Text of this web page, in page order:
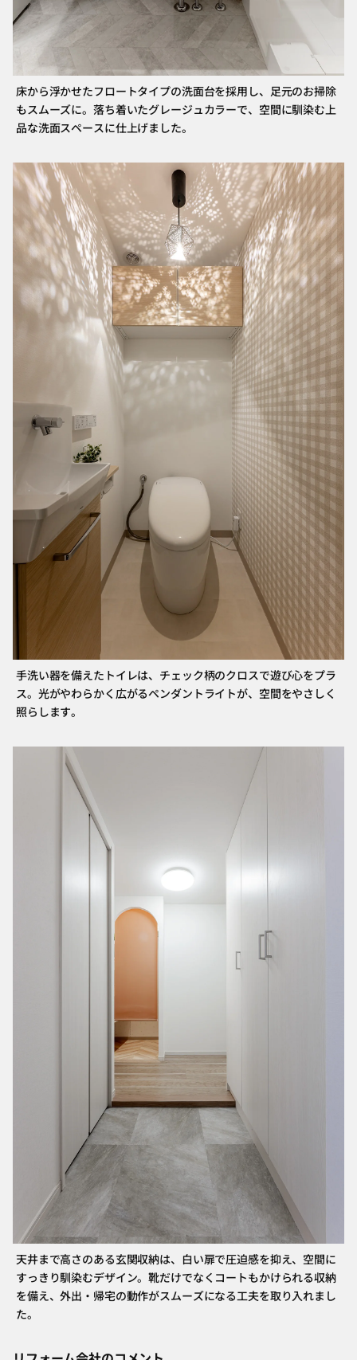
床から浮かせたフロートタイプの洗面台を採用し、足元のお掃除
もスムーズに。落ち着いたグレージュカラーで、空間に馴染む上
品な洗面スペースに仕上げました。
手洗い器を備えたトイレは、チェック柄のクロスで遊び心をプラ
ス。光がやわらかく広がるペンダントライトが、空間をやさしく
照らします。
天井まで高さのある玄関収納は、白い扉で圧迫感を抑え、空間に
すっきり馴染むデザイン。靴だけでなくコートもかけられる収納
を備え、外出・帰宅の動作がスムーズになる工夫を取り入れまし
た。